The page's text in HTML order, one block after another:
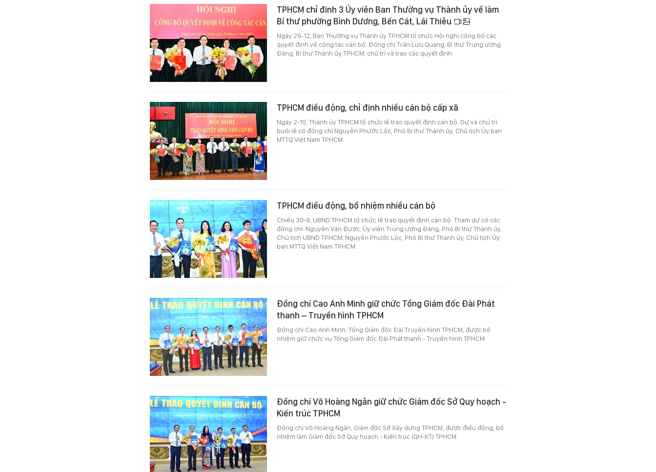
TPHCM chỉ định 3 Ủy viên Ban Thường vụ Thành ủy về làm
Bí thư phường Bình Dương, Bến Cát, Lái Thiêu
Ngày 29-12, Ban Thường vụ Thành ủy TPHCM tổ chức Hội nghị công bố các
quyết định về công tác cán bộ. Đồng chí Trần Lưu Quang, Bí thư Trung ương
Đảng, Bí thư Thành ủy TPHCM, chủ trì và trao các quyết định.
TPHCM điều động, chỉ định nhiều cán bộ cấp xã
Ngày 2-10, Thành ủy TPHCM tổ chức lễ trao quyết định cán bộ. Dự và chủ trì
buổi lễ có đồng chí Nguyễn Phước Lộc, Phó Bí thư Thành ủy, Chủ tịch Ủy ban
MTTQ Việt Nam TPHCM.
TPHCM điều động, bổ nhiệm nhiều cán bộ
Chiều 30-9, UBND TPHCM tổ chức lễ trao quyết định cán bộ. Tham dự có các
đồng chí: Nguyễn Văn Được, Ủy viên Trung ương Đảng, Phó Bí thư Thành ủy,
Chủ tịch UBND TPHCM; Nguyễn Phước Lộc, Phó Bí thư Thành ủy, Chủ tịch Ủy
ban MTTQ Việt Nam TPHCM.
Đồng chí Cao Anh Minh giữ chức Tổng Giám đốc Đài Phát
thanh – Truyền hình TPHCM
Đồng chí Cao Anh Minh, Tổng Giám đốc Đài Truyền hình TPHCM, được bổ
nhiệm giữ chức vụ Tổng Giám đốc Đài Phát thanh - Truyền hình TPHCM.
Đồng chí Võ Hoàng Ngân giữ chức Giám đốc Sở Quy hoạch -
Kiến trúc TPHCM
Đồng chí Võ Hoàng Ngân, Giám đốc Sở Xây dựng TPHCM, được điều động, bổ
nhiệm làm Giám đốc Sở Quy hoạch - Kiến trúc (QH-KT) TPHCM.